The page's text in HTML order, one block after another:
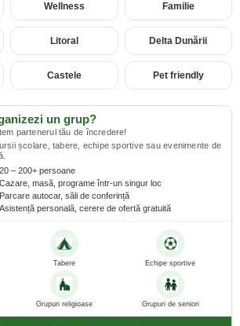
Wellness Familie
Litoral Delta Dunării
Castele Pet friendly
un grup?
partenerul tău de încredere!
școlare, tabere, echipe sportive sau evenimente de
20 – 200+ persoane
Cazare, masă, programe într-un singur loc
Parcare autocar, săli de conferință
Asistență personală, cerere de ofertă gratuită
Tabere Echipe sportive
Grupuri religioase Grupuri de seniori